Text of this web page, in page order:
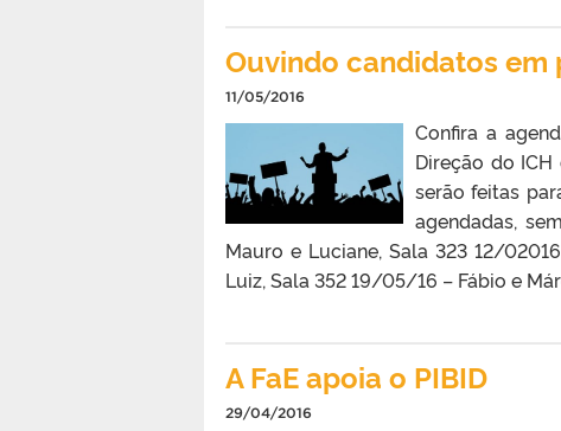
Ouvindo candidatos em
11/05/2016
Confira a
Direção do
serão feitas
agendadas,
Mauro e Luciane, Sala 323 12/
Luiz, Sala 352 19/05/16 – Fábio e
A FaE apoia o PIBID
29/04/2016